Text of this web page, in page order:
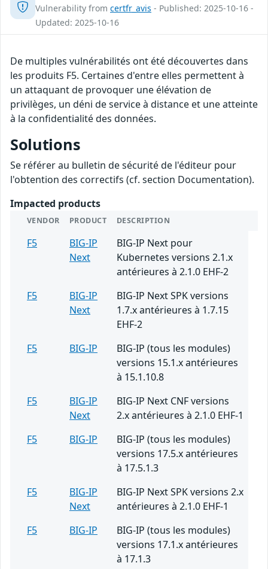
Vulnerability from certfr_avis - Published: 2025-10-16 -
Updated: 2025-10-16
De multiples vulnérabilités ont été découvertes dans
les produits F5. Certaines d'entre elles permettent à
un attaquant de provoquer une élévation de
privilèges, un déni de service à distance et une atteinte
à la confidentialité des données.
Solutions
Se référer au bulletin de sécurité de l'éditeur pour
l'obtention des correctifs (cf. section Documentation).
Impacted products
VENDOR PRODUCT DESCRIPTION
F5
BIG-IP
Next
BIG-IP Next pour
Kubernetes versions 2.1.x
antérieures à 2.1.0 EHF-2
F5
BIG-IP
Next
BIG-IP Next SPK versions
1.7.x antérieures à 1.7.15
EHF-2
F5
BIG-IP
BIG-IP (tous les modules)
versions 15.1.x antérieures
à 15.1.10.8
F5
BIG-IP
Next
BIG-IP Next CNF versions
2.x antérieures à 2.1.0 EHF-1
F5
BIG-IP
BIG-IP (tous les modules)
versions 17.5.x antérieures
à 17.5.1.3
F5
BIG-IP
Next
BIG-IP Next SPK versions 2.x
antérieures à 2.1.0 EHF-1
F5
BIG-IP
BIG-IP (tous les modules)
versions 17.1.x antérieures
à 17.1.3